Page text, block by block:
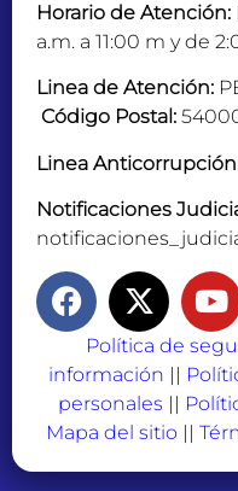
Horario de Atención:
a.m. a 11:00 m y de
Linea de Atención:
Código Postal:
Linea
Notificaciones
Política de
información ||
personales ||
Mapa del sitio ||